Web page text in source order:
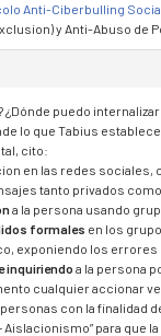
Anti-Ciberbulling
y Anti-Abuso de
¿Dónde puedo
lo que Tabius
cito:
en las redes sociales,
tanto privados
a la persona usando
formales en los
exponiendo los
inquiriendo a la persona
cualquier accionar
con la finalidad
para que